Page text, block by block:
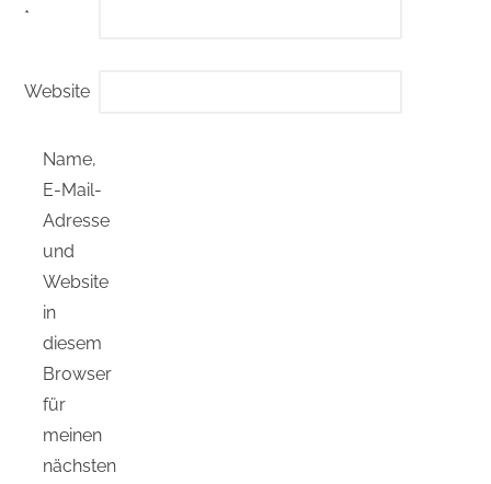
*
Website
Name,
E-Mail-
Adresse
und
Website
in
diesem
Browser
für
meinen
nächsten